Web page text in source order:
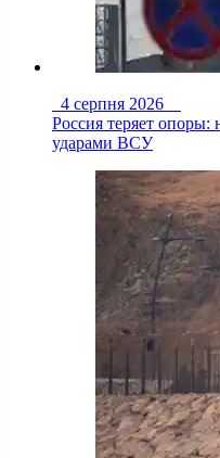
4 серпня 2026
Россия теряет опоры:
ударами ВСУ